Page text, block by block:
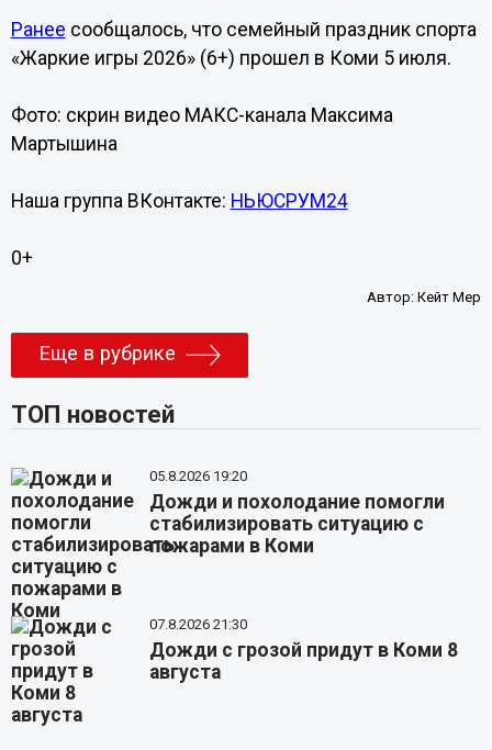
Ранее сообщалось, что семейный праздник спорта
«Жаркие игры 2026» (6+) прошел в Коми 5 июля.
Фото: скрин видео МАКС-канала Максима
Мартышина
Наша группа ВКонтакте: НЬЮСРУМ24
0+
Автор:Кейт Мер
Еще в рубрике
ТОП новостей
05.8.2026 19:20
Дожди и похолодание помогли
стабилизировать ситуацию с
пожарами в Коми
07.8.2026 21:30
Дожди с грозой придут в Коми 8
августа